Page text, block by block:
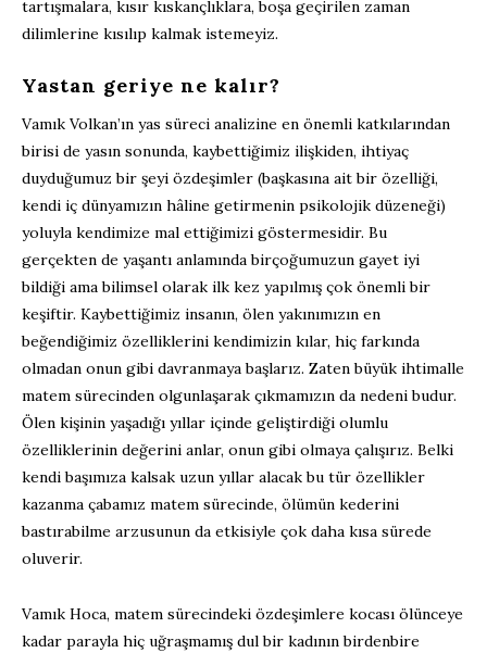
tartışmalara, kısır kıskançlıklara, boşa geçirilen zaman
dilimlerine kısılıp kalmak istemeyiz.
Yastan geriye ne kalır?
Vamık Volkan’ın yas süreci analizine en önemli katkılarından
birisi de yasın sonunda, kaybettiğimiz ilişkiden, ihtiyaç
duyduğumuz bir şeyi özdeşimler (başkasına ait bir özelliği,
kendi iç dünyamızın hâline getirmenin psikolojik düzeneği)
yoluyla kendimize mal ettiğimizi göstermesidir. Bu
gerçekten de yaşantı anlamında birçoğumuzun gayet iyi
bildiği ama bilimsel olarak ilk kez yapılmış çok önemli bir
keşiftir. Kaybettiğimiz insanın, ölen yakınımızın en
beğendiğimiz özelliklerini kendimizin kılar, hiç farkında
olmadan onun gibi davranmaya başlarız. Zaten büyük ihtimalle
matem sürecinden olgunlaşarak çıkmamızın da nedeni budur.
Ölen kişinin yaşadığı yıllar içinde geliştirdiği olumlu
özelliklerinin değerini anlar, onun gibi olmaya çalışırız. Belki
kendi başımıza kalsak uzun yıllar alacak bu tür özellikler
kazanma çabamız matem sürecinde, ölümün kederini
bastırabilme arzusunun da etkisiyle çok daha kısa sürede
oluverir.
Vamık Hoca, matem sürecindeki özdeşimlere kocası ölünceye
kadar parayla hiç uğraşmamış dul bir kadının birdenbire